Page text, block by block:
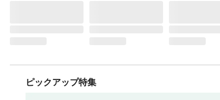
ピックアップ特集